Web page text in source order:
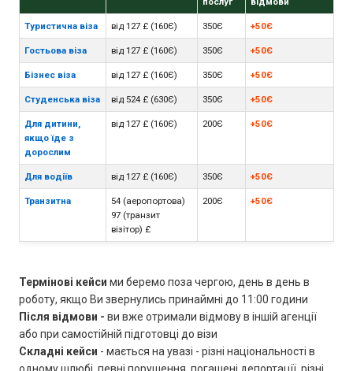
Туристична віза від 127 £ (160Є) 350Є +50Є
Гостьова віза від 127 £ (160Є) 350Є +50Є
Бізнес віза від 127 £ (160Є) 350Є +50Є
Студенська віза від 524 £ (630Є) 350Є +50Є
Для дитини,
якщо їде з
дорослим
від 127 £ (160Є) 200Є +50Є
Для водіїв від 127 £ (160Є) 350Є +50Є
Транзитна
54 (аеропортова)
97 (транзит
візітор) £
200Є +50Є
Термінові кейси ми беремо поза чергою, день в день в
роботу, якщо Ви звернулись принаймні до 11:00 години
Після відмови - ви вже отримали відмову в іншій агенції
або при самостійній підготовці до візи
Складні кейси - мається на увазі - різні національності в